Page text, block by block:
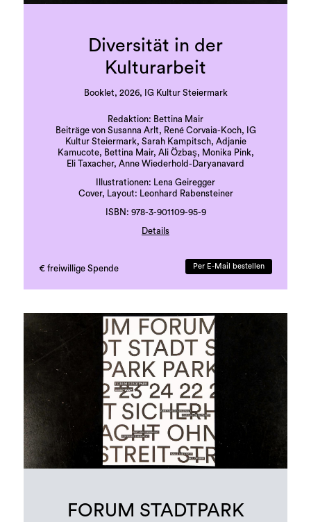
Diversität in der
Kulturarbeit
Booklet, 2026, IG Kultur Steiermark
Redaktion: Bettina Mair
Beiträge von Susanna Arlt, René Corvaia-Koch, IG
Kultur Steiermark, Sarah Kampitsch, Adjanie
Kamucote, Bettina Mair, Ali Özbaş, Monika Pink,
Eli Taxacher, Anne Wiederhold-Daryanavard
Illustrationen: Lena Geiregger
Cover, Layout: Leonhard Rabensteiner
ISBN: 978-3-901109-95-9
Details
Sprache: deutsch
41 Seiten, beigelegte Karte
€ freiwillige Spende Per E-Mail bestellen
FORUM STADTPARK